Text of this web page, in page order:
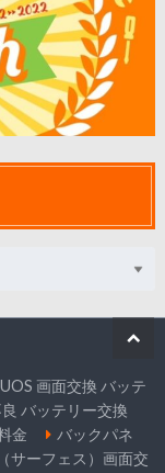
画面交換 バッテ
バッテリー交換
金
バックパネ
サーフェス）画面交